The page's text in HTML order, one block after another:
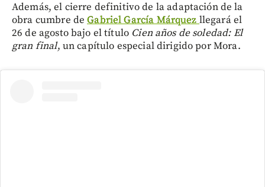
Además, el cierre definitivo de la adaptación de la
obra cumbre deGabriel García Márquez llegará el
26 de agosto bajo el título Cien años de soledad: El
gran final, un capítulo especial dirigido por Mora.